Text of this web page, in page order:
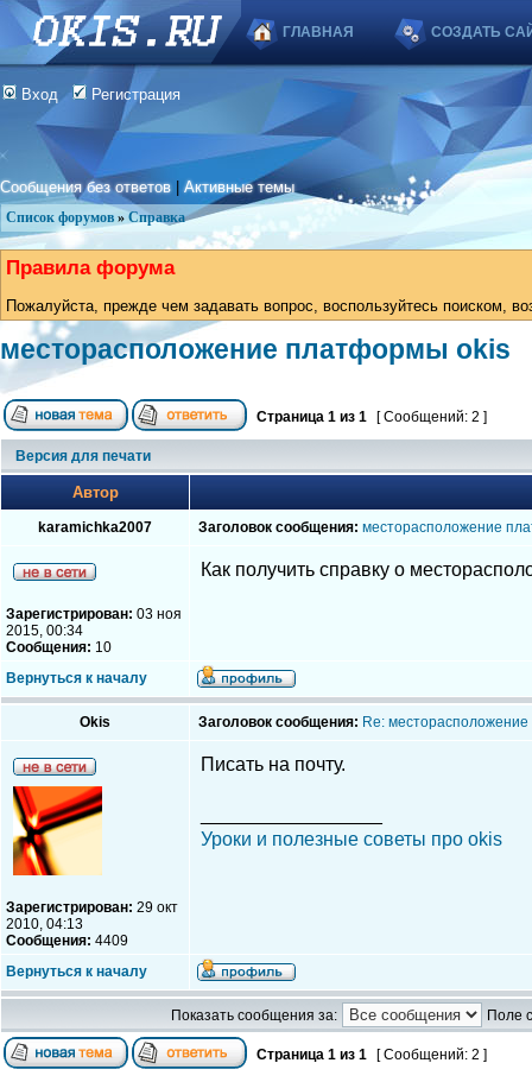
ГЛАВНАЯ СОЗДАТЬ
Вход Регистрация
Сообщения без ответов |Активные темы
Список форумов » Справка
Правила форума
Пожалуйста, прежде чем задавать вопрос, воспользуйтесь поиском,
месторасположение платформы okis
Страница 1 из 1 [ Сообщений: 2 ]
Версия для печати
Автор
karamichka2007 Заголовок сообщения: месторасположение
Зарегистрирован: 03 ноя
2015, 00:34
Сообщения: 10
Как получить справку о
Вернуться к началу
Okis Заголовок сообщения: Re:
Зарегистрирован: 29 окт
2010, 04:13
Сообщения: 4409
Писать на почту.
Уроки и полезные советы про okis
Вернуться к началу
Показать сообщения за: Поле
Страница 1 из 1 [ Сообщений: 2 ]